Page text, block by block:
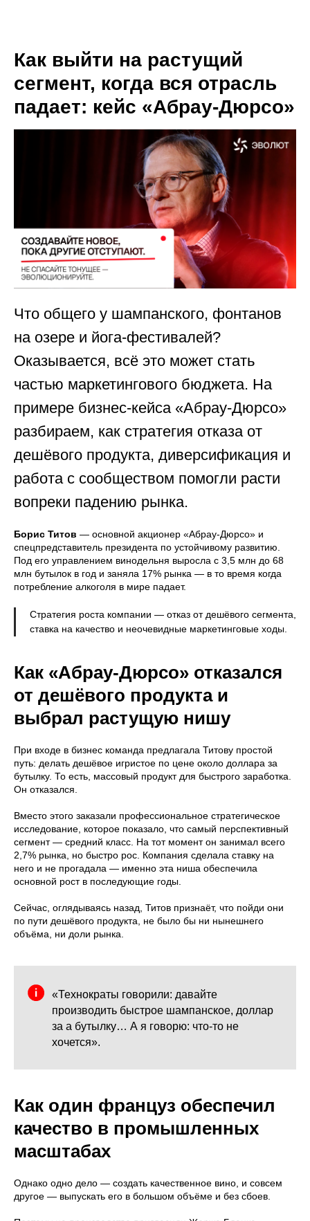
Как выйти на растущий
сегмент, когда вся отрасль
падает: кейс «Абрау-Дюрсо»
Что общего у шампанского, фонтанов
на озере и йога-фестивалей?
Оказывается, всё это может стать
частью маркетингового бюджета. На
примере бизнес-кейса «Абрау-Дюрсо»
разбираем, как стратегия отказа от
дешёвого продукта, диверсификация и
работа с сообществом помогли расти
вопреки падению рынка.
Борис Титов — основной акционер «Абрау-Дюрсо» и
спецпредставитель президента по устойчивому развитию.
Под его управлением винодельня выросла с 3,5 млн до 68
млн бутылок в год и заняла 17% рынка — в то время когда
потребление алкоголя в мире падает.
Стратегия роста компании — отказ от дешёвого сегмента,
ставка на качество и неочевидные маркетинговые ходы.
Как «Абрау-Дюрсо» отказался
от дешёвого продукта и
выбрал растущую нишу
При входе в бизнес команда предлагала Титову простой
путь: делать дешёвое игристое по цене около доллара за
бутылку. То есть, массовый продукт для быстрого заработка.
Он отказался.
Вместо этого заказали профессиональное стратегическое
исследование, которое показало, что самый перспективный
сегмент — средний класс. На тот момент он занимал всего
2,7% рынка, но быстро рос. Компания сделала ставку на
него и не прогадала — именно эта ниша обеспечила
основной рост в последующие годы.
Сейчас, оглядываясь назад, Титов признаёт, что пойди они
по пути дешёвого продукта, не было бы ни нынешнего
объёма, ни доли рынка.
«Технократы говорили: давайте
производить быстрое шампанское, доллар
за а бутылку… А я говорю: что-то не
хочется».
Как один француз обеспечил
качество в промышленных
масштабах
Однако одно дело — создать качественное вино, и совсем
другое — выпускать его в большом объёме и без сбоев.